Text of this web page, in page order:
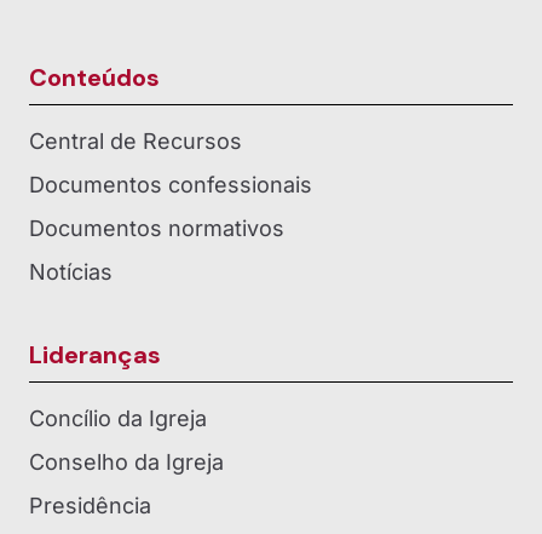
Conteúdos
Central de Recursos
Documentos confessionais
Documentos normativos
Notícias
Lideranças
Concílio da Igreja
Conselho da Igreja
Presidência